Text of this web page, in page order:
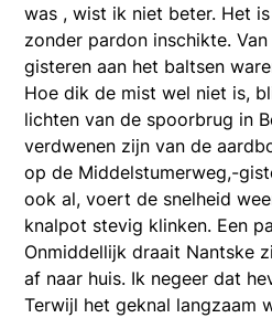
was , wist ik niet beter. Het
zonder pardon inschikte.
gisteren aan het baltsen
Hoe dik de mist wel niet is,
lichten van de spoorbrug in
verdwenen zijn van de
op de Middelstumerweg,-
ook al, voert de snelheid
knalpot stevig klinken. Een
Onmiddellijk draait Nantske
af naar huis. Ik negeer dat
Terwijl het geknal langzaam